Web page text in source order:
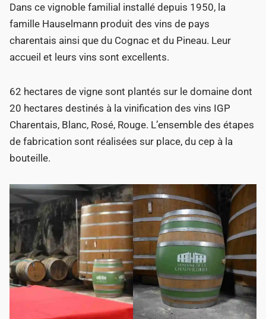
Dans ce vignoble familial installé depuis 1950, la
famille Hauselmann produit des vins de pays
charentais ainsi que du Cognac et du Pineau. Leur
accueil et leurs vins sont excellents.
62 hectares de vigne sont plantés sur le domaine dont
20 hectares destinés à la vinification des vins IGP
Charentais, Blanc, Rosé, Rouge. L’ensemble des étapes
de fabrication sont réalisées sur place, du cep à la
bouteille.